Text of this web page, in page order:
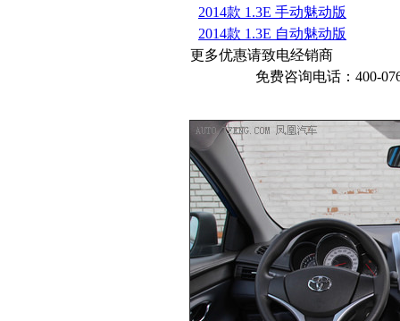
2014款 1.3E 手动魅动版
2014款 1.3E 自动魅动版
更多优惠请致电经销商
免费咨询电话：400-